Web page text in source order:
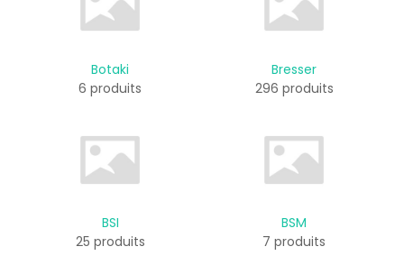
Botaki
6 produits
Bresser
296 produits
BSI
25 produits
BSM
7 produits